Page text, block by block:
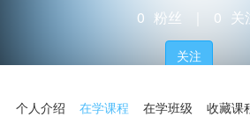
0 粉丝 0 关
关注
个人介绍 在学课程 在学班级 收藏课